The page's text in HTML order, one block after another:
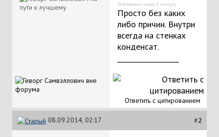
Добавлено через 1 минуту
Просто без каких
либо причин. Внутри
всегда на стенках
конденсат.
Ответить с цитированием
08.09.2014, 02:17 #2